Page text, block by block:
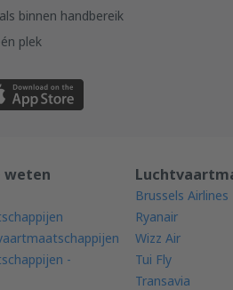
binnen handbereik
plek
weten
-
Brussels Airlines
Ryanair
Wizz Air
Tui Fly
Transavia